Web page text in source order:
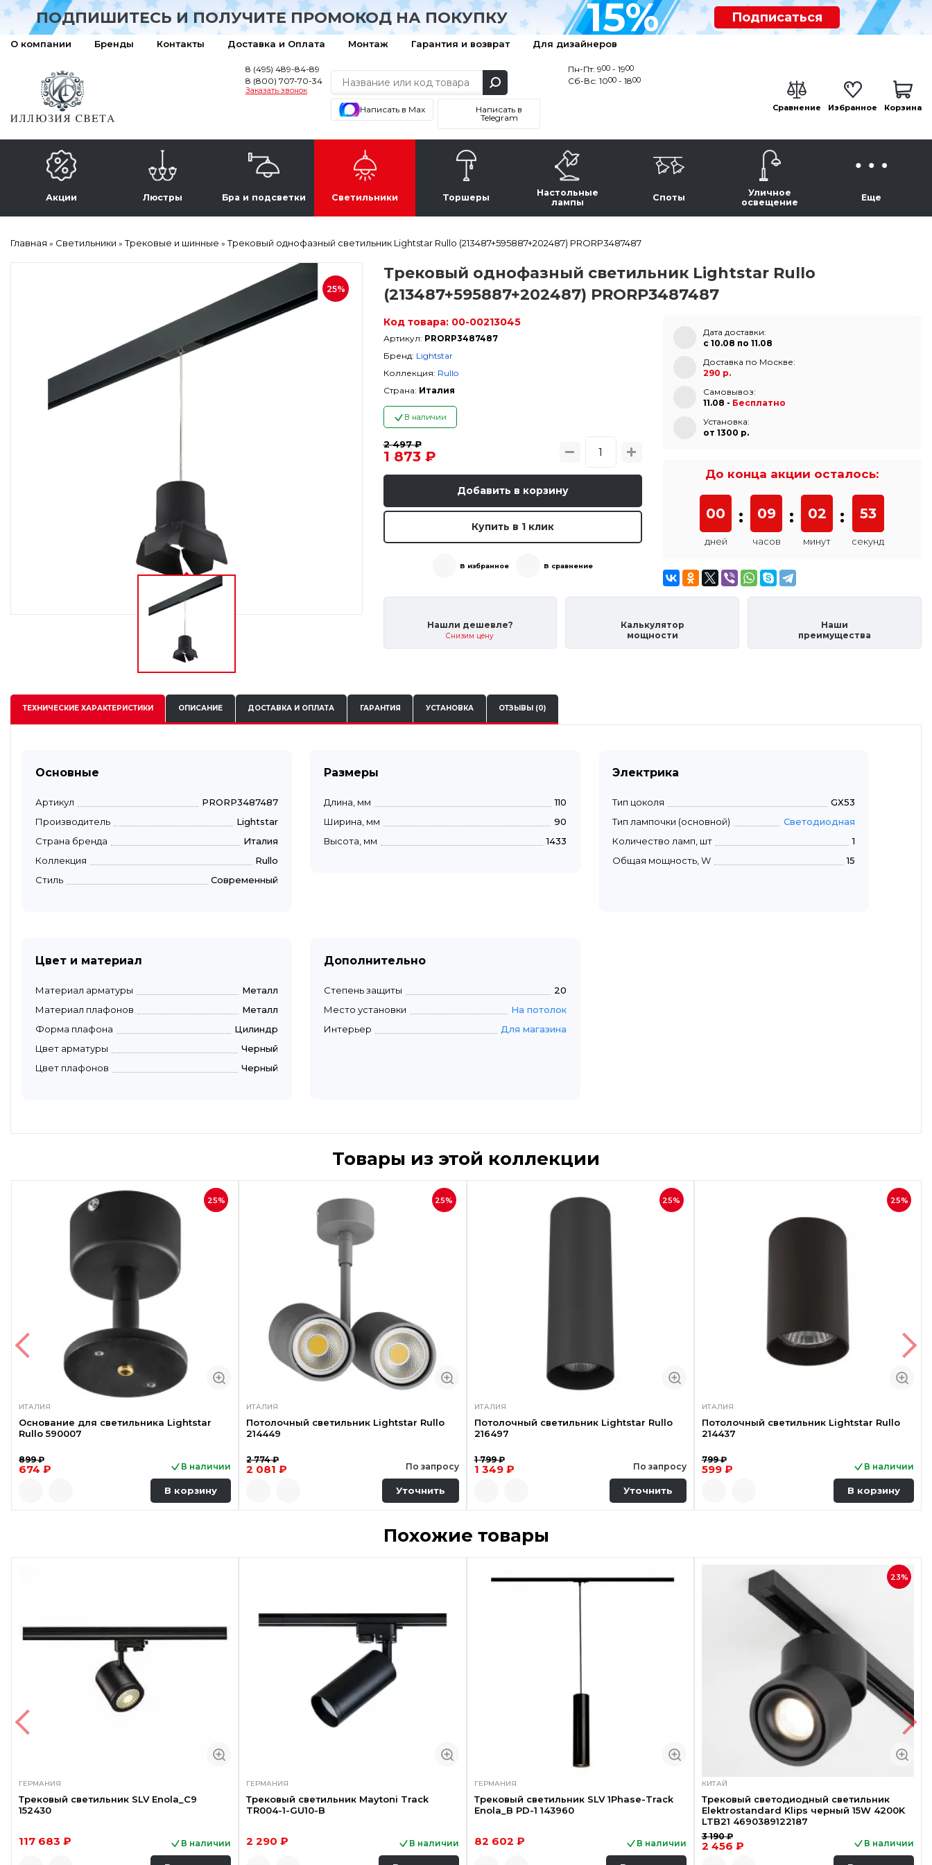
ПОДПИШИТЕСЬ И ПОЛУЧИТЕ ПРОМОКОД НА ПОКУПКУ 15% Подписаться
О компании Бренды Контакты Доставка и Оплата Монтаж Гарантия и возврат Для дизайнеров
8 (495) 489-84-89
8 (800) 707-70-34
Заказать звонок
Написать в Max
Написать в
Telegram
Пн-Пт: 900 - 1900
Сб-Вс: 1000 - 1800
Сравнение Избранное Корзина
Акции Люстры Бра и подсветки Светильники Торшеры
Настольные
лампы
Споты
Уличное
освещение
Еще
Главная » Светильники »Трековые и шинные »Трековый однофазный светильник Lightstar Rullo (213487+595887+202487) PRORP3487487
25%
Трековый однофазный светильник Lightstar Rullo
(213487+595887+202487) PRORP3487487
Код товара: 00-00213045
Артикул: PRORP3487487
Бренд: Lightstar
Коллекция: Rullo
Страна: Италия
В наличии
2 497 ₽
1 873 ₽
Добавить в корзину
Купить в 1 клик
В избранное В сравнение
Дата доставки:
с 10.08 по 11.08
Доставка по Москве:
290 р.
Самовывоз:
11.08 - Бесплатно
Установка:
от 1300 p.
До конца акции осталось:
00
дней
: 09
часов
: 02
минут
: 52
секунд
Нашли дешевле?
Снизим цену
Калькулятор
мощности
Наши
преимущества
ТЕХНИЧЕСКИЕХАРАКТЕРИСТИКИ ОПИСАНИЕ ДОСТАВКА И ОПЛАТА ГАРАНТИЯ УСТАНОВКА ОТЗЫВЫ (0)
Основные
Артикул
PRORP3487487
Производитель
Lightstar
Страна бренда
Италия
Коллекция
Rullo
Стиль
Современный
Размеры
Длина, мм
110
Ширина, мм
90
Высота, мм
1433
Электрика
Тип цоколя
GX53
Тип лампочки (основной)
Светодиодная
Количество ламп, шт
1
Общая мощность, W
15
Цвет и материал
Материал арматуры
Металл
Материал плафонов
Металл
Форма плафона
Цилиндр
Цвет арматуры
Черный
Цвет плафонов
Черный
Дополнительно
Степень защиты
20
Место установки
На потолок
Интерьер
Для магазина
Товары из этой коллекции
25%
ИТАЛИЯ
Основание для светильника Lightstar
Rullo 590007
899 ₽
674 ₽ В наличии
В корзину
25%
ИТАЛИЯ
Потолочный светильник Lightstar Rullo
214449
2 774 ₽
2 081 ₽ По запросу
Уточнить
25%
ИТАЛИЯ
Потолочный светильник Lightstar Rullo
216497
1 799 ₽
1 349 ₽ По запросу
Уточнить
25%
ИТАЛИЯ
Потолочный светильник Lightstar Rullo
214437
799 ₽
599 ₽ В наличии
В корзину
Быстрый просмотр Быстрый просмотр
Похожие товары
ГЕРМАНИЯ
Трековый светильник SLV Enola_C9
152430
117 683 ₽ В наличии
ГЕРМАНИЯ
Трековый светильник Maytoni Track
TR004-1-GU10-B
2 290 ₽ В наличии
ГЕРМАНИЯ
Трековый светильник SLV 1Phase-Track
Enola_B PD-1 143960
82 602 ₽ В наличии
23%
КИТАЙ
Трековый светодиодный светильник
Elektrostandard Klips черный 15W 4200K
LTB21 4690389122187
3 190 ₽
2 456 ₽ В наличии